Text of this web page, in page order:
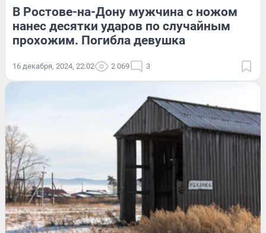
В Ростове-на-Дону мужчина с ножом
нанес десятки ударов по случайным
прохожим. Погибла девушка
16 декабря, 2024, 22:02 2 069 3